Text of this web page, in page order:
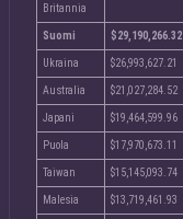
Britannia
Suomi $29,190,266.32
Ukraina $26,993,627.21
Australia $21,027,284.52
Japani $19,464,599.96
Puola $17,970,673.11
Taiwan $15,145,093.74
Malesia $13,719,461.93